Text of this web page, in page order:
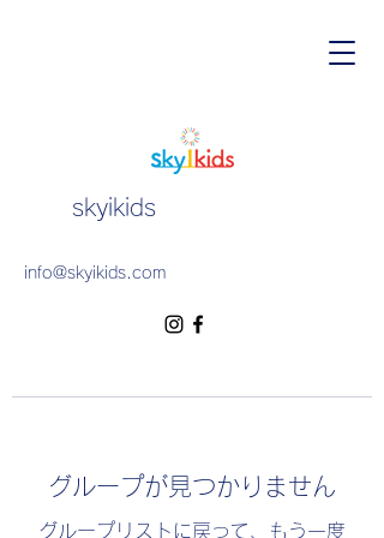
skyikids
info@skyikids.com
グループが見つかりません
グループリストに戻って、もう一度